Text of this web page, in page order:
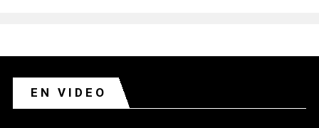
EN VIDEO